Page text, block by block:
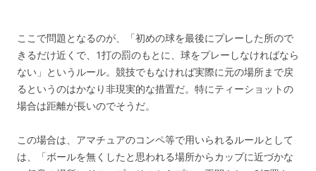
ここで問題となるのが、「初めの球を最後にプレーした所ので
きるだけ近くで、1打の罰のもとに、球をプレーしなければなら
ない」というルール。競技でもなければ実際に元の場所まで戻
るというのはかなり非現実的な措置だ。特にティーショットの
場合は距離が長いのでそうだ。
この場合は、アマチュアのコンペ等で用いられるルールとして
は、「ボールを無くしたと思われる場所からカップに近づかな